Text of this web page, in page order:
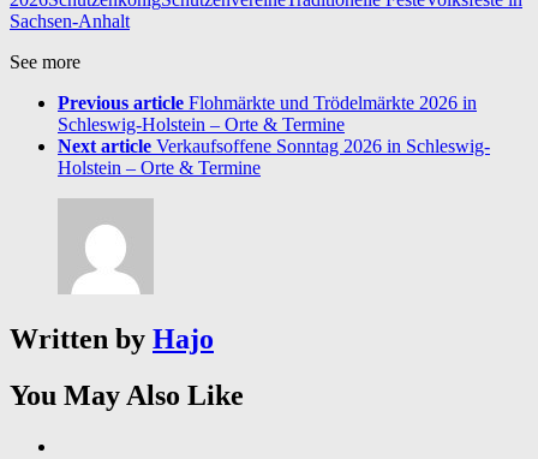
Sachsen-Anhalt
See more
Previous article Flohmärkte und Trödelmärkte 2026 in
Schleswig-Holstein – Orte & Termine
Next article Verkaufsoffene Sonntag 2026 in Schleswig-
Holstein – Orte & Termine
Written by Hajo
You May Also Like